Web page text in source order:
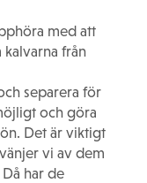
med att
kalvarna från
separera för
och göra
Det är viktigt
vi av dem
har de